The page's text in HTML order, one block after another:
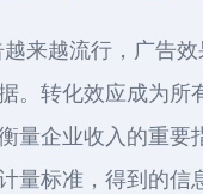
越来越流行，广告
。转化效应成为所
量企业收入的重要
量标准，得到的信